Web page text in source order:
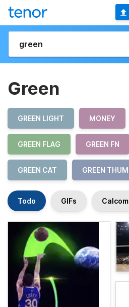
Green
GREEN LIGHT MONEY
GREEN FLAG GREEN FN
GREEN CAT GREEN
Todo GIFs